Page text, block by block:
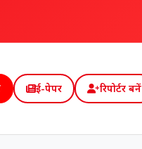
ई-पेपर रिपोर्टर बनें